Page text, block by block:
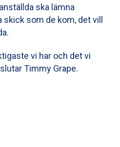
ska lämna
som de kom, det vill
vi har och det vi
Timmy Grape.